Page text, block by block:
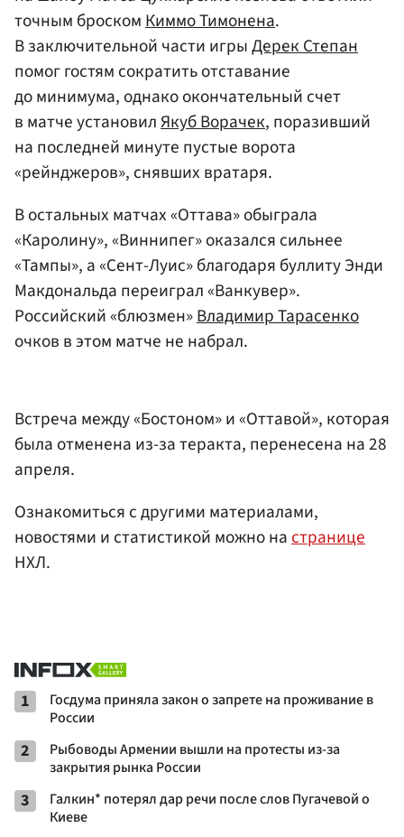
точным броскомКиммо Тимонена.
В заключительной части игрыДерек Степан
помог гостям сократить отставание
до минимума, однако окончательный счет
в матче установилЯкуб Ворачек, поразивший
на последней минуте пустые ворота
«рейнджеров», снявших вратаря.
В остальных матчах «Оттава» обыграла
«Каролину», «Виннипег» оказался сильнее
«Тампы», а «Сент-Луис» благодаря буллиту Энди
Макдональда переиграл «Ванкувер».
Российский «блюзмен»Владимир Тарасенко
очков в этом матче не набрал.
Встреча между «Бостоном» и «Оттавой», которая
была отменена из-за теракта, перенесена на 28
апреля.
Ознакомиться с другими материалами,
новостями и статистикой можно настранице
НХЛ.
1
Госдума приняла закон о запрете на проживание в
России
2
Рыбоводы Армении вышли на протесты из-за
закрытия рынка России
3
Галкин* потерял дар речи после слов Пугачевой о
Киеве